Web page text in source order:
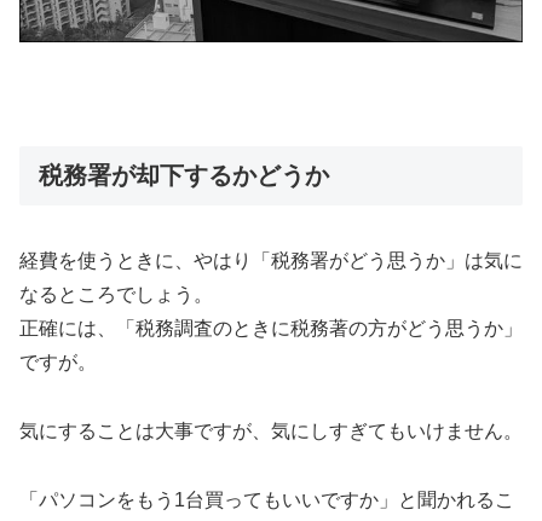
税務署が却下するかどうか
経費を使うときに、やはり「税務署がどう思うか」は気に
なるところでしょう。
正確には、「税務調査のときに税務著の方がどう思うか」
ですが。
気にすることは大事ですが、気にしすぎてもいけません。
「パソコンをもう1台買ってもいいですか」と聞かれるこ